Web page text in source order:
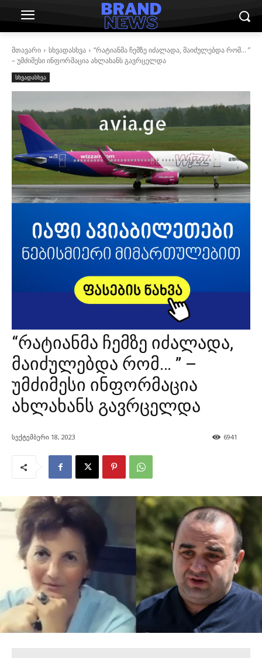
მთავარი სხვადასხვა
“რატიანმა ჩემზე იძალადა, მაიძულებდა რომ… ”
– უმძიმესი ინფორმაცია ახლახანს გავრცელდა
სხვადასხვა
“რატიანმა ჩემზე იძალადა,
მაიძულებდა რომ… ” –
უმძიმესი ინფორმაცია
ახლახანს გავრცელდა
სექტემბერი 18, 2023 6941